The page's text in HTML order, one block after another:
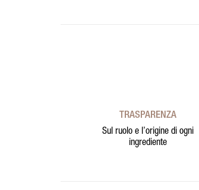
TRASPARENZA
Sul ruolo e l’origine di ogni
ingrediente